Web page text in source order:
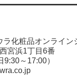
化粧品オンライン
宮浜1丁目6番
～17:00）